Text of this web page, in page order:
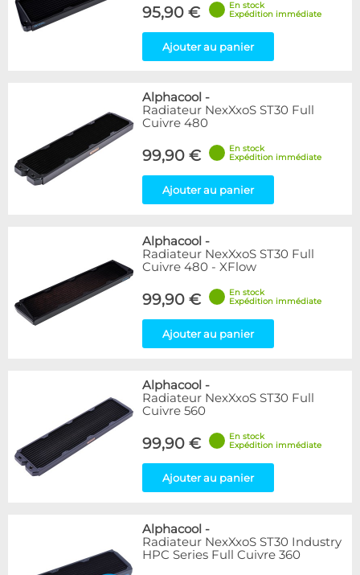
95,90 €
En stock
Expédition immédiate
Ajouter au panier
Alphacool -
Radiateur NexXxoS ST30 Full
Cuivre 480
99,90 €
En stock
Expédition immédiate
Ajouter au panier
Alphacool -
Radiateur NexXxoS ST30 Full
Cuivre 480 - XFlow
99,90 €
En stock
Expédition immédiate
Ajouter au panier
Alphacool -
Radiateur NexXxoS ST30 Full
Cuivre 560
99,90 €
En stock
Expédition immédiate
Ajouter au panier
Alphacool -
Radiateur NexXxoS ST30 Industry
HPC Series Full Cuivre 360